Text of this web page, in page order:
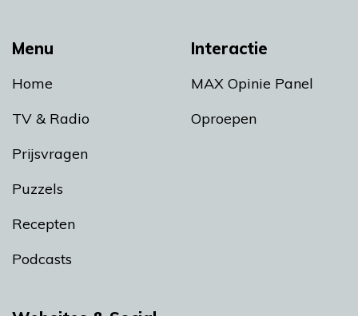
Menu
Home
TV & Radio
Prijsvragen
Puzzels
Recepten
Podcasts
Interactie
MAX Opinie Panel
Oproepen